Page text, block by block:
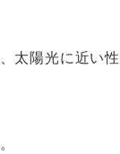
太陽光に近い